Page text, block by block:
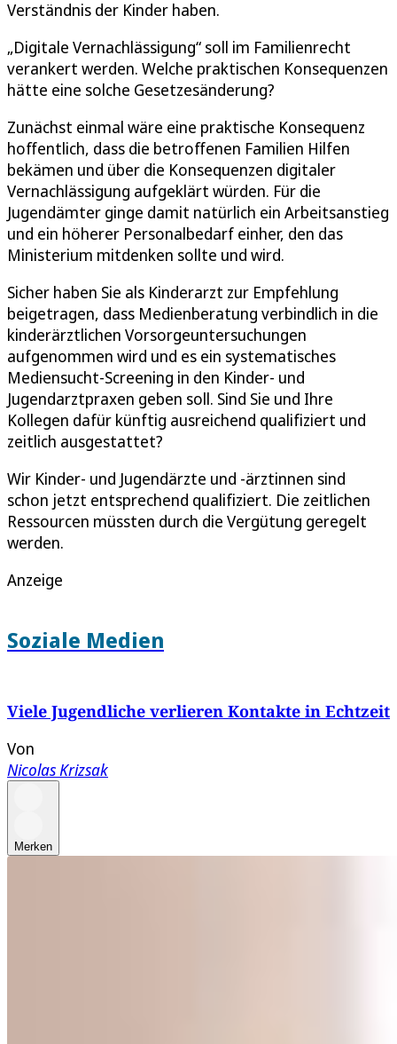
Verständnis der Kinder haben.
„Digitale Vernachlässigung“ soll im Familienrecht
verankert werden. Welche praktischen Konsequenzen
hätte eine solche Gesetzesänderung?
Zunächst einmal wäre eine praktische Konsequenz
hoffentlich, dass die betroffenen Familien Hilfen
bekämen und über die Konsequenzen digitaler
Vernachlässigung aufgeklärt würden. Für die
Jugendämter ginge damit natürlich ein Arbeitsanstieg
und ein höherer Personalbedarf einher, den das
Ministerium mitdenken sollte und wird.
Sicher haben Sie als Kinderarzt zur Empfehlung
beigetragen, dass Medienberatung verbindlich in die
kinderärztlichen Vorsorgeuntersuchungen
aufgenommen wird und es ein systematisches
Mediensucht-Screening in den Kinder- und
Jugendarztpraxen geben soll. Sind Sie und Ihre
Kollegen dafür künftig ausreichend qualifiziert und
zeitlich ausgestattet?
Wir Kinder- und Jugendärzte und -ärztinnen sind
schon jetzt entsprechend qualifiziert. Die zeitlichen
Ressourcen müssten durch die Vergütung geregelt
werden.
Anzeige
Soziale Medien
Viele Jugendliche verlieren Kontakte in Echtzeit
Von
Nicolas Krizsak
Merken